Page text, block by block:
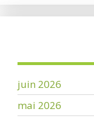
juin 2026
mai 2026